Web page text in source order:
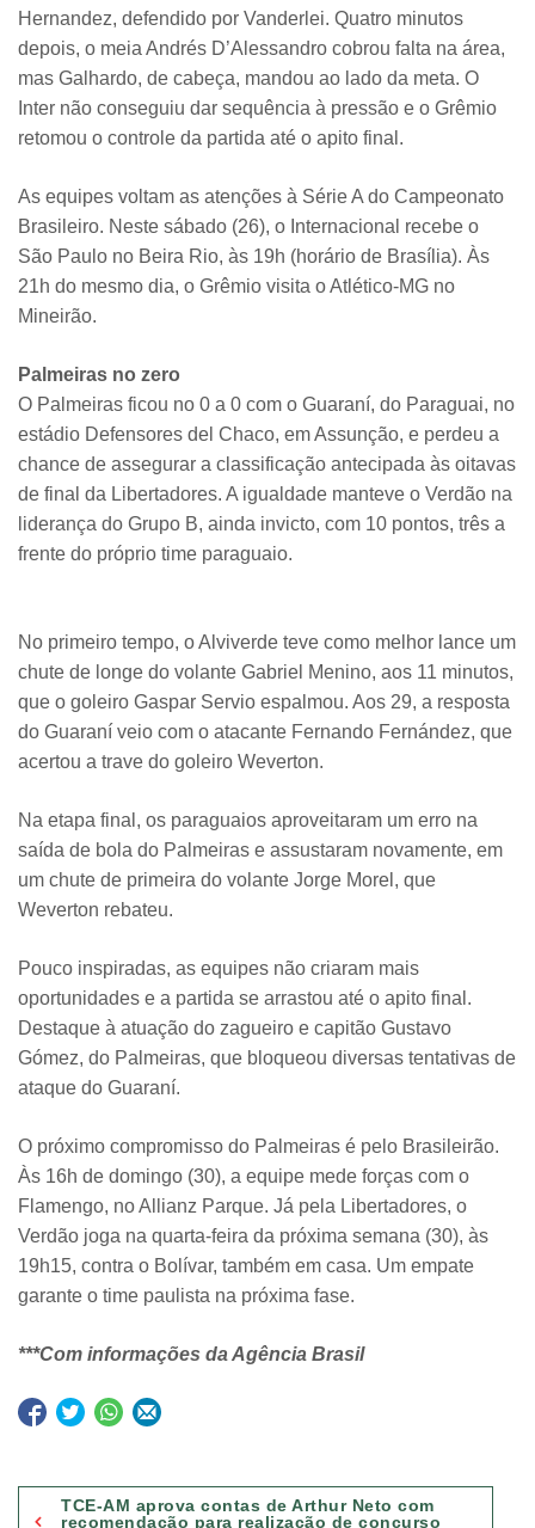
Hernandez, defendido por Vanderlei. Quatro minutos
depois, o meia Andrés D’Alessandro cobrou falta na área,
mas Galhardo, de cabeça, mandou ao lado da meta. O
Inter não conseguiu dar sequência à pressão e o Grêmio
retomou o controle da partida até o apito final.
As equipes voltam as atenções à Série A do Campeonato
Brasileiro. Neste sábado (26), o Internacional recebe o
São Paulo no Beira Rio, às 19h (horário de Brasília). Às
21h do mesmo dia, o Grêmio visita o Atlético-MG no
Mineirão.
Palmeiras no zero
O Palmeiras ficou no 0 a 0 com o Guaraní, do Paraguai, no
estádio Defensores del Chaco, em Assunção, e perdeu a
chance de assegurar a classificação antecipada às oitavas
de final da Libertadores. A igualdade manteve o Verdão na
liderança do Grupo B, ainda invicto, com 10 pontos, três a
frente do próprio time paraguaio.
No primeiro tempo, o Alviverde teve como melhor lance um
chute de longe do volante Gabriel Menino, aos 11 minutos,
que o goleiro Gaspar Servio espalmou. Aos 29, a resposta
do Guaraní veio com o atacante Fernando Fernández, que
acertou a trave do goleiro Weverton.
Na etapa final, os paraguaios aproveitaram um erro na
saída de bola do Palmeiras e assustaram novamente, em
um chute de primeira do volante Jorge Morel, que
Weverton rebateu.
Pouco inspiradas, as equipes não criaram mais
oportunidades e a partida se arrastou até o apito final.
Destaque à atuação do zagueiro e capitão Gustavo
Gómez, do Palmeiras, que bloqueou diversas tentativas de
ataque do Guaraní.
O próximo compromisso do Palmeiras é pelo Brasileirão.
Às 16h de domingo (30), a equipe mede forças com o
Flamengo, no Allianz Parque. Já pela Libertadores, o
Verdão joga na quarta-feira da próxima semana (30), às
19h15, contra o Bolívar, também em casa. Um empate
garante o time paulista na próxima fase.
***Com informações da Agência Brasil
Navegação
de
TCE-AM aprova contas de Arthur Neto com
recomendação para realização de concurso